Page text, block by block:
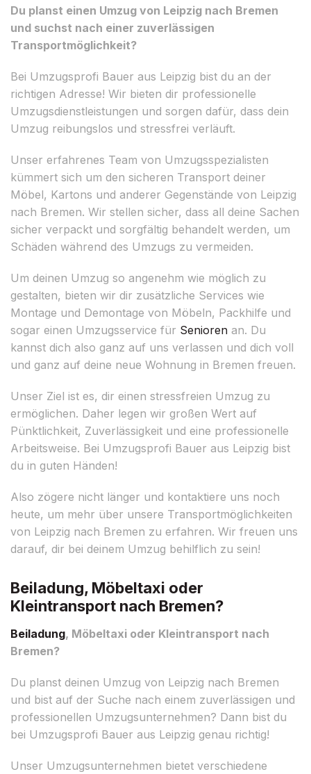
Du planst einen Umzug von Leipzig nach Bremen
und suchst nach einer zuverlässigen
Transportmöglichkeit?
Bei Umzugsprofi Bauer aus Leipzig bist du an der
richtigen Adresse! Wir bieten dir professionelle
Umzugsdienstleistungen und sorgen dafür, dass dein
Umzug reibungslos und stressfrei verläuft.
Unser erfahrenes Team von Umzugsspezialisten
kümmert sich um den sicheren Transport deiner
Möbel, Kartons und anderer Gegenstände von Leipzig
nach Bremen. Wir stellen sicher, dass all deine Sachen
sicher verpackt und sorgfältig behandelt werden, um
Schäden während des Umzugs zu vermeiden.
Um deinen Umzug so angenehm wie möglich zu
gestalten, bieten wir dir zusätzliche Services wie
Montage und Demontage von Möbeln, Packhilfe und
sogar einen Umzugsservice für Senioren an. Du
kannst dich also ganz auf uns verlassen und dich voll
und ganz auf deine neue Wohnung in Bremen freuen.
Unser Ziel ist es, dir einen stressfreien Umzug zu
ermöglichen. Daher legen wir großen Wert auf
Pünktlichkeit, Zuverlässigkeit und eine professionelle
Arbeitsweise. Bei Umzugsprofi Bauer aus Leipzig bist
du in guten Händen!
Also zögere nicht länger und kontaktiere uns noch
heute, um mehr über unsere Transportmöglichkeiten
von Leipzig nach Bremen zu erfahren. Wir freuen uns
darauf, dir bei deinem Umzug behilflich zu sein!
Beiladung, Möbeltaxi oder
Kleintransport nach Bremen?
Beiladung, Möbeltaxi oder Kleintransport nach
Bremen?
Du planst deinen Umzug von Leipzig nach Bremen
und bist auf der Suche nach einem zuverlässigen und
professionellen Umzugsunternehmen? Dann bist du
bei Umzugsprofi Bauer aus Leipzig genau richtig!
Unser Umzugsunternehmen bietet verschiedene